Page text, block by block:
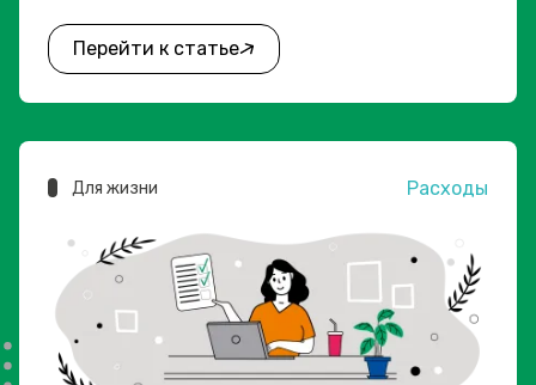
Перейти к статье
Для жизни Расходы